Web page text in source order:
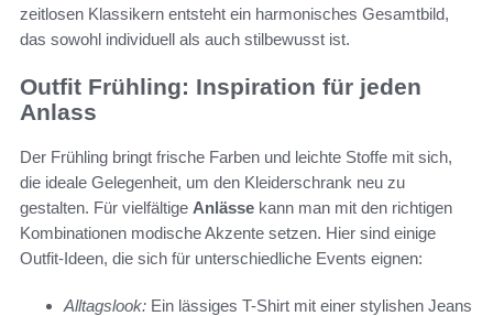
zeitlosen Klassikern entsteht ein harmonisches Gesamtbild,
das sowohl individuell als auch stilbewusst ist.
Outfit Frühling: Inspiration für jeden
Anlass
Der Frühling bringt frische Farben und leichte Stoffe mit sich,
die ideale Gelegenheit, um den Kleiderschrank neu zu
gestalten. Für vielfältige Anlässe kann man mit den richtigen
Kombinationen modische Akzente setzen. Hier sind einige
Outfit-Ideen, die sich für unterschiedliche Events eignen:
Alltagslook: Ein lässiges T-Shirt mit einer stylishen Jeans